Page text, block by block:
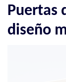
Puertas
diseño